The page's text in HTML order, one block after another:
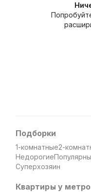
Подборки
1-комнатные2-
Недорогие
Суперхозяин
Квартиры у метро